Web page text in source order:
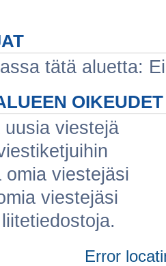
tätä aluetta:
OIKEUDET
uusia viestejä
omia viestejäsi
viestejäsi
Error